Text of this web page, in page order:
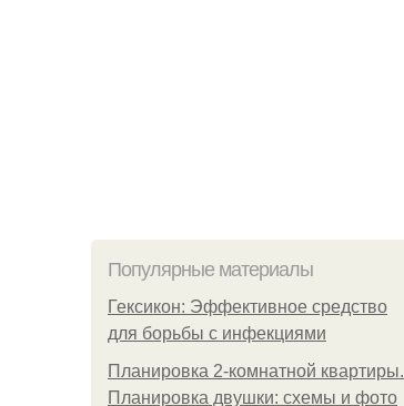
Популярные материалы
Гексикон: Эффективное средство
для борьбы с инфекциями
Планировка 2-комнатной квартиры.
Планировка двушки: схемы и фото